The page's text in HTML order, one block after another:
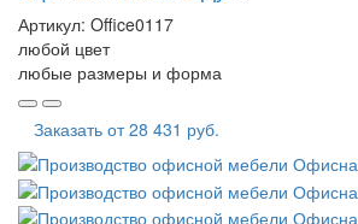
Артикул: Office0117
любой цвет
любые размеры и форма
Заказать от28 431 руб.